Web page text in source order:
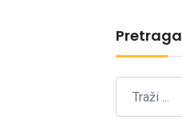
Pretraga